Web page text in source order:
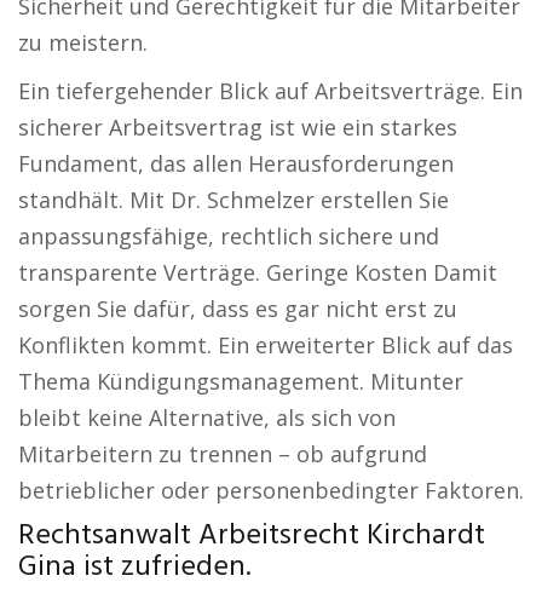
Sicherheit und Gerechtigkeit für die Mitarbeiter
zu meistern.
Ein tiefergehender Blick auf Arbeitsverträge. Ein
sicherer Arbeitsvertrag ist wie ein starkes
Fundament, das allen Herausforderungen
standhält. Mit Dr. Schmelzer erstellen Sie
anpassungsfähige, rechtlich sichere und
transparente Verträge. Geringe Kosten Damit
sorgen Sie dafür, dass es gar nicht erst zu
Konflikten kommt. Ein erweiterter Blick auf das
Thema Kündigungsmanagement. Mitunter
bleibt keine Alternative, als sich von
Mitarbeitern zu trennen – ob aufgrund
betrieblicher oder personenbedingter Faktoren.
Rechtsanwalt Arbeitsrecht Kirchardt
Gina ist zufrieden.